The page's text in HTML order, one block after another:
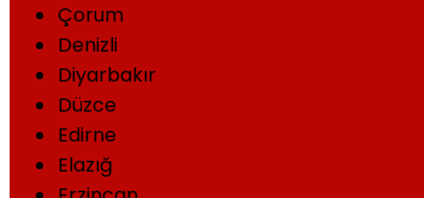
Çorum
Denizli
Diyarbakır
Düzce
Edirne
Elazığ